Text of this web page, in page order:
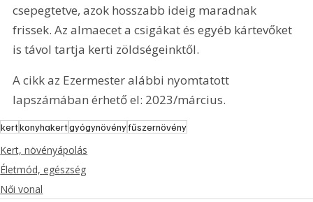
csepegtetve, azok hosszabb ideig maradnak
frissek. Az almaecet a csigákat és egyéb kártevőket
is távol tartja kerti zöldségeinktől.
A cikk az Ezermester alábbi nyomtatott
lapszámában érhető el: 2023/március.
kertkonyhakertgyógynövényfűszernövény
Kert, növényápolás
Életmód, egészség
Női vonal